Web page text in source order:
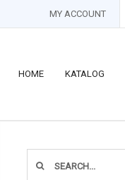
MY ACCOUNT
HOME KATALOG